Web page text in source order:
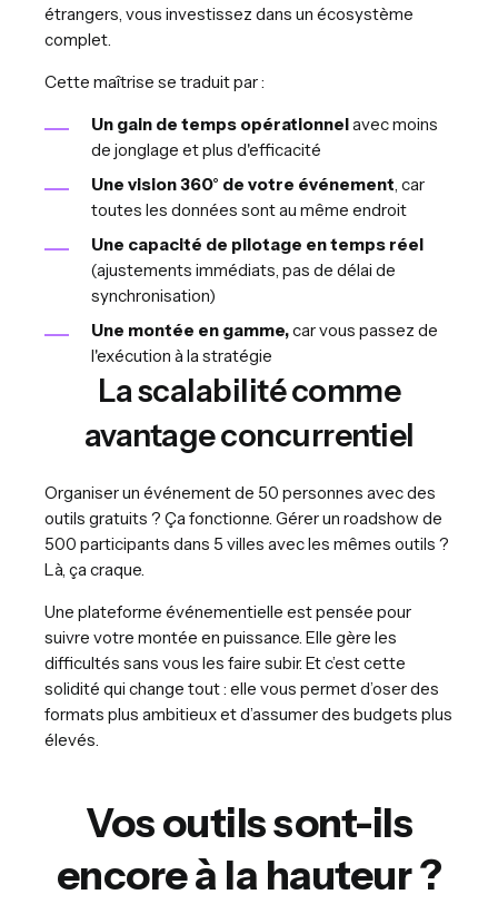
étrangers, vous investissez dans un écosystème
complet.
Cette maîtrise se traduit par :
Un gain de temps opérationnelavec moins
de jonglage et plus d'efficacité
Une vision 360° de votre événement , car
toutes les données sont au même endroit
Une capacité de pilotage en temps réel
(ajustements immédiats, pas de délai de
synchronisation)
Une montée en gamme,car vous passez de
l'exécution à la stratégie
La scalabilité comme
avantage concurrentiel
Organiser un événement de 50 personnes avec des
outils gratuits ? Ça fonctionne. Gérer un roadshow de
500 participants dans 5 villes avec les mêmes outils ?
Là, ça craque.
Une plateforme événementielle est pensée pour
suivre votre montée en puissance. Elle gère les
difficultés sans vous les faire subir. Et c’est cette
solidité qui change tout : elle vous permet d’oser des
formats plus ambitieux et d’assumer des budgets plus
élevés.
Vos outils sont-ils
encore à la hauteur ?